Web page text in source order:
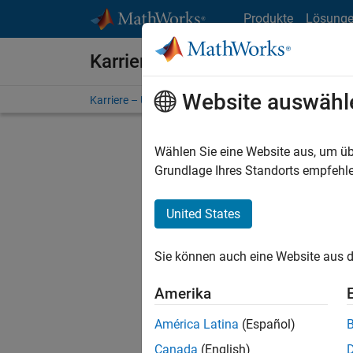
Produkte
Karriere bei MathWorks
Karriere – Übersicht Stellensuche
Stellen
Es
Region
Website
Wählen Sie eine Website aus, um
Grundlage Ihres Standorts
United States
Sie können auch eine Website aus
Amerika
América Latina (Español)
Canada (English)